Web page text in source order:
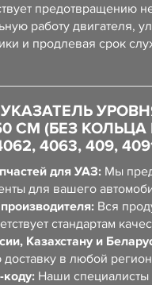
предотвращению
работу двигателя,
и продлевая срок
СМ (БЕЗ КОЛЬЦА
4063, 409,
для УАЗ: Мы
для вашего
Вся
стандартам
Казахстану и
в любой
коду: Наши специалисты